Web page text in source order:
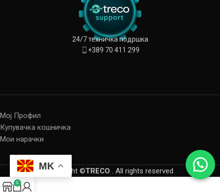
24/7 техничка подршка
+389 70 411 299
Мој Профил
Купувачка кошничка
Мои нарачки
Copyright ©TRECO . All rights reserved
MK
0